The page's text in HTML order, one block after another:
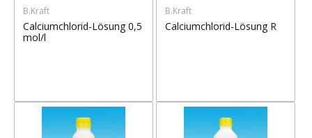
B.Kraft
Calciumchlorid-Lösung 0,5
mol/l
B.Kraft
Calciumchlorid-Lösung R